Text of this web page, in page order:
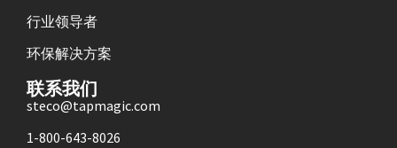
行业领导者
环保解决方案
联系我们
steco@tapmagic.com
1-800-643-8026